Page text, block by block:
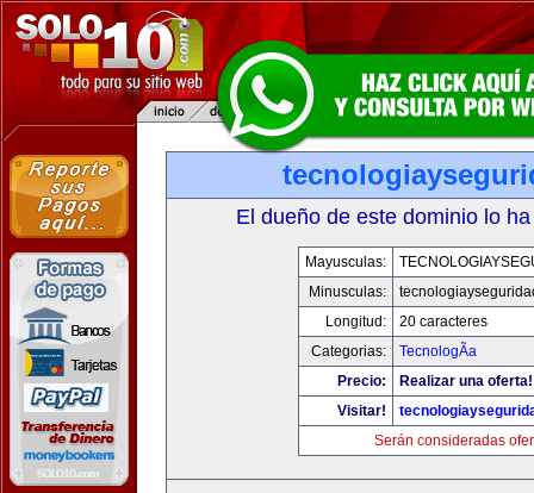
El dueño de este dominio lo
Mayusculas:
Minusculas:
Longitud:
20 caracteres
Categorias:
TecnologÃ­a
Precio:
Realizar una oferta!
Visitar!
Serán consideradas